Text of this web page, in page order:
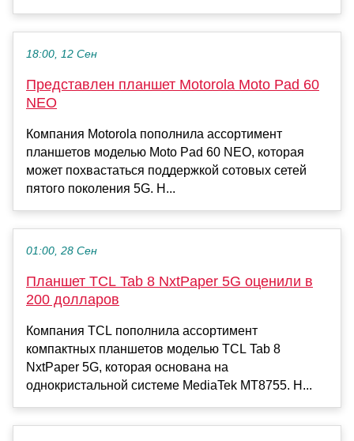
18:00, 12 Сен
Представлен планшет Motorola Moto Pad 60
NEO
Компания Motorola пополнила ассортимент
планшетов моделью Moto Pad 60 NEO, которая
может похвастаться поддержкой сотовых сетей
пятого поколения 5G. Н...
01:00, 28 Сен
Планшет TCL Tab 8 NxtPaper 5G оценили в
200 долларов
Компания TCL пополнила ассортимент
компактных планшетов моделью TCL Tab 8
NxtPaper 5G, которая основана на
однокристальной системе MediaTek MT8755. Н...